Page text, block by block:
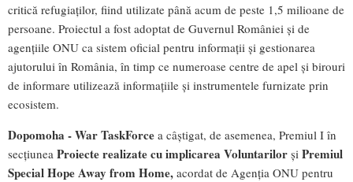
critică refugiaților, fiind utilizate până acum de peste 1,5 milioane de
persoane. Proiectul a fost adoptat de Guvernul României și de
agențiile ONU ca sistem oficial pentru informații și gestionarea
ajutorului în România, în timp ce numeroase centre de apel și birouri
de informare utilizează informațiile și instrumentele furnizate prin
ecosistem.
Dopomoha - War TaskForce a câştigat, de asemenea, Premiul I în
secţiunea Proiecte realizate cu implicarea Voluntarilor şi Premiul
Special Hope Away from Home, acordat de Agenţia ONU pentru